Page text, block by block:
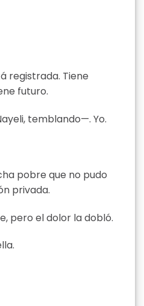
registrada. Tiene
futuro.
temblando—. Yo.
pobre que no pudo
privada.
pero el dolor la dobló.